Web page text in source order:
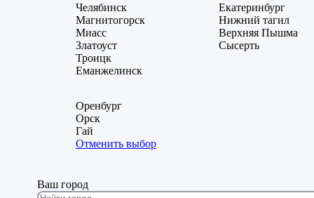
Челябинск
Магнитогорск
Миасс
Златоуст
Троицк
Еманжелинск
Екатеринбург
Нижний тагил
Верхняя Пышма
Сысерть
Оренбург
Орск
Гай
Отменить выбор
Ваш город